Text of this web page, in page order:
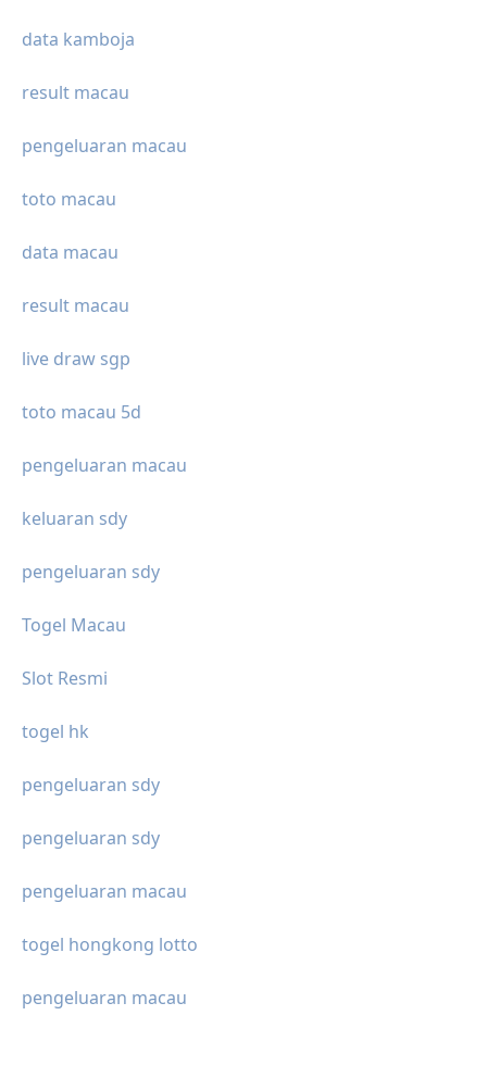
data kamboja
result macau
pengeluaran macau
toto macau
data macau
result macau
live draw sgp
toto macau 5d
pengeluaran macau
keluaran sdy
pengeluaran sdy
Togel Macau
Slot Resmi
togel hk
pengeluaran sdy
pengeluaran sdy
pengeluaran macau
togel hongkong lotto
pengeluaran macau